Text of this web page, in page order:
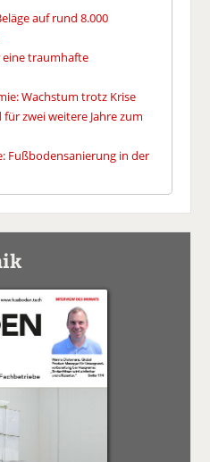
auf rund 8.000
eine traumhafte
Wachstum trotz Krise
für zwei weitere Jahre zum
Fußbodensanierung in der